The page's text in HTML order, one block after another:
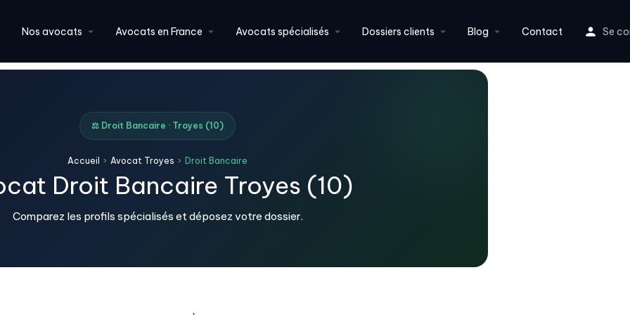
Nos avocats Avocats en France Avocats spécialisés Dossiers clients Blog Contact Se
⚖️ Droit Bancaire · Troyes (10)
Accueil › Avocat Troyes › Droit Bancaire
Droit Bancaire Troyes (10)
Comparez les profils spécialisés et déposez votre dossier.